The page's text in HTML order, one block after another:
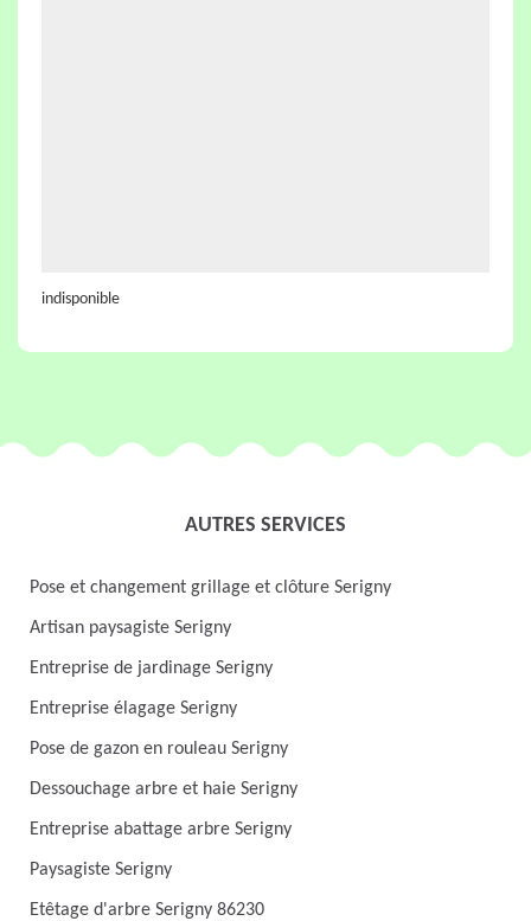
indisponible
AUTRES SERVICES
Pose et changement grillage et clôture Serigny
Artisan paysagiste Serigny
Entreprise de jardinage Serigny
Entreprise élagage Serigny
Pose de gazon en rouleau Serigny
Dessouchage arbre et haie Serigny
Entreprise abattage arbre Serigny
Paysagiste Serigny
Etêtage d'arbre Serigny 86230